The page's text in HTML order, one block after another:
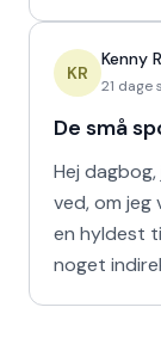
KR
Kenny
21 dage
De små
Hej
ved, om jeg
en hyldest
noget